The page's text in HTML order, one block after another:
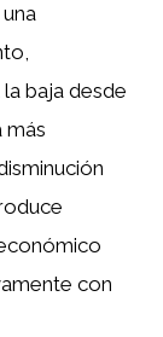
baja desde
más
con